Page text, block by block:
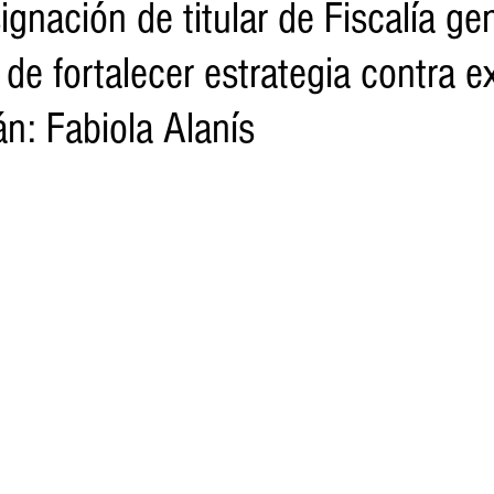
Turismo Sader DIF Mujeres Scop
de titular de Fiscalía
fortalecer estrategia contra
Fabiola Alanís